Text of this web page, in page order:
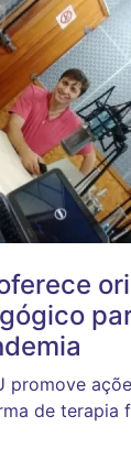
promove
de terapia